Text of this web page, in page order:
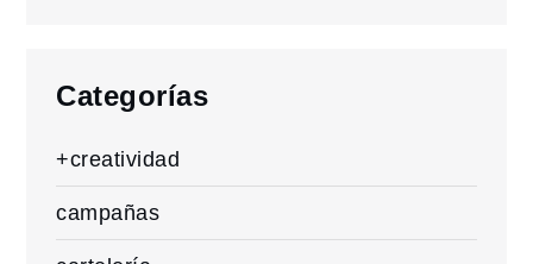
Categorías
+creatividad
campañas